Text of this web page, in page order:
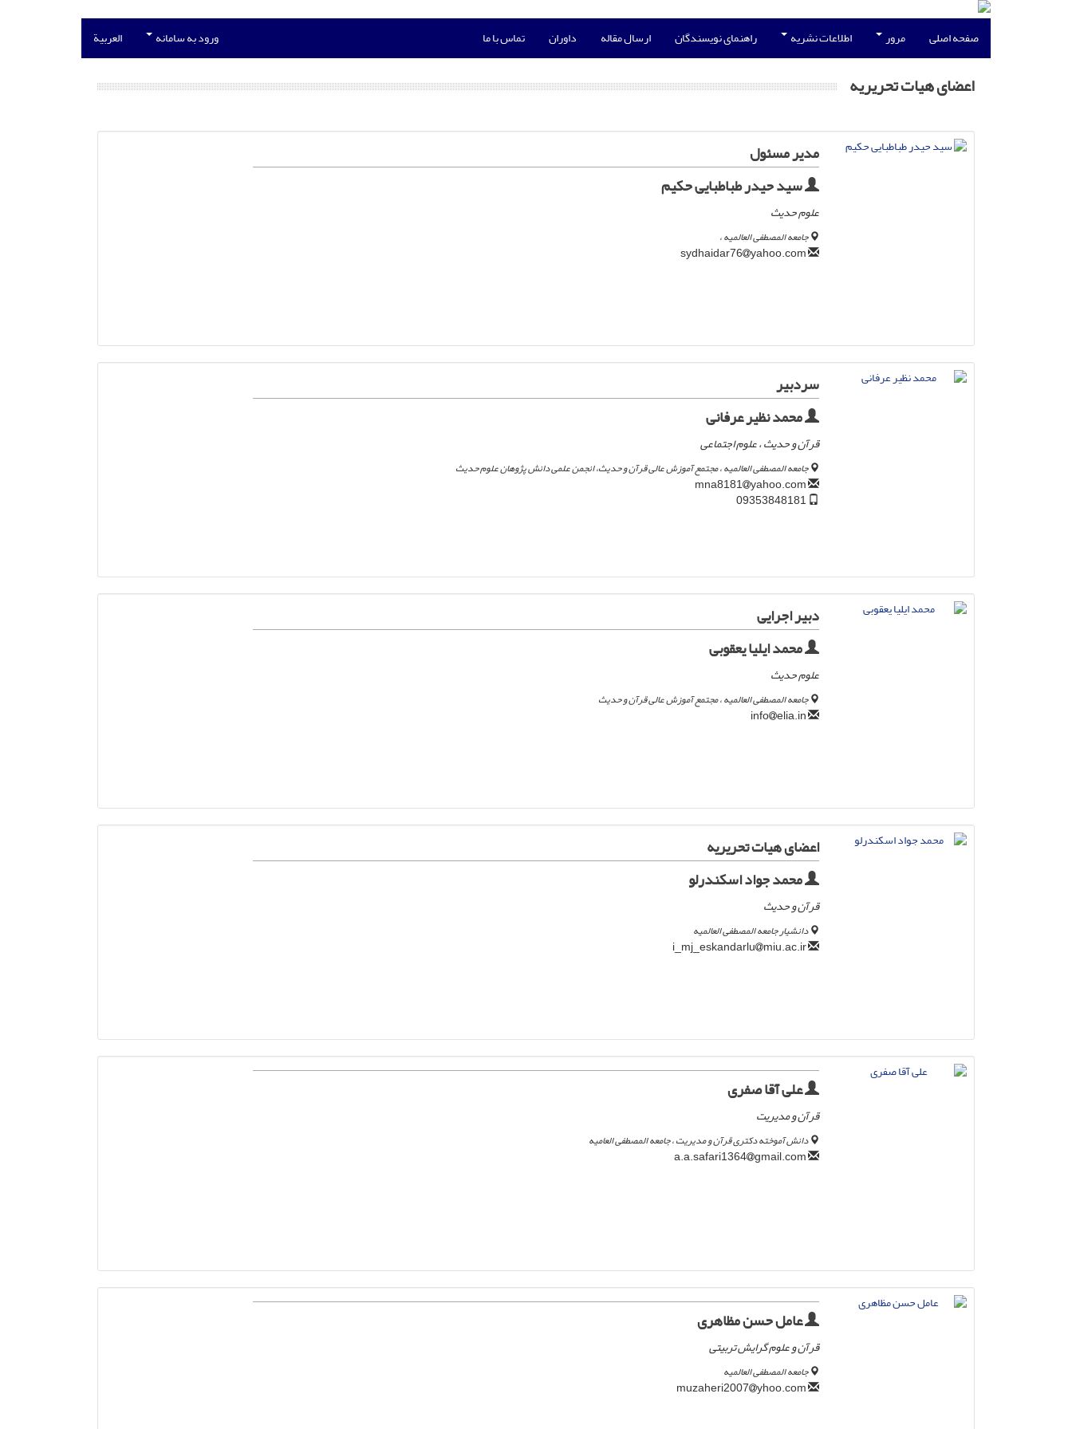
صفحه اصلی مرور اطلاعات نشریه راهنمای نویسندگان ارسال مقاله داوران تماس با ما ورود به سامانه العربیة
اعضای هیات تحریریه
مدیر مسئول
سید حیدر طباطبایی حکیم
علوم حدیث
جامعه المصطفی العالمیه ،
yahoo.com
سردبیر
محمد نظیر عرفانی
قرآن و حدیث ، علوم اجتماعی
جامعه المصطفی العالمیه ، مجتمع آموزش عالی قرآن و حدیث، انجمن علمی دانش پژوهان علوم حدیث
yahoo.com
دبیر اجرایی
محمد ایلیا یعقوبی
علوم حدیث
جامعه المصطفی العالمیه ، مجتمع آموزش عالی قرآن و حدیث
elia.in
اعضای هیات تحریریه
محمد جواد اسکندرلو
قرآن و حدیث
دانشیار جامعه المصطفی العالمیه
miu.ac.ir
علی آقا صفری
قرآن و مدیریت
دانش آموخته دکتری قرآن و مدیریت ، جامعه المصطفی العامیه
gmail.com
عامل حسن مظاهری
قرآن و علوم گرایش تربیتی
جامعه المصطفی العالمیه
yhoo.com